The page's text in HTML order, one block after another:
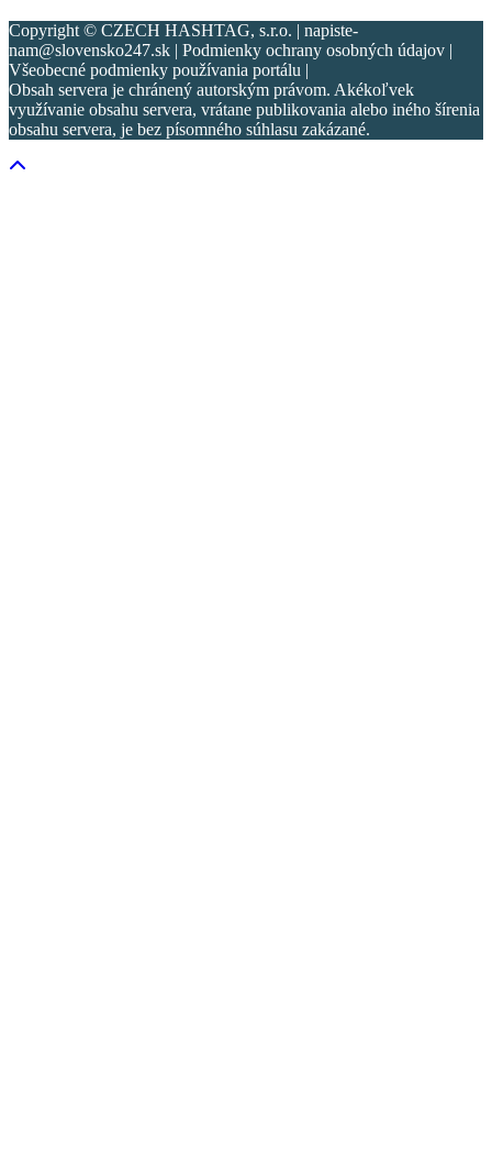
Copyright © CZECH HASHTAG, s.r.o. | napiste-
nam@slovensko247.sk | Podmienky ochrany osobných údajov |
Všeobecné podmienky používania portálu |
Obsah servera je chránený autorským právom. Akékoľvek
využívanie obsahu servera, vrátane publikovania alebo iného šírenia
obsahu servera, je bez písomného súhlasu zakázané.